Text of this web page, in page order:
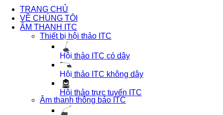
TRANG CHỦ
VỀ CHÚNG TÔI
ÂM THANH ITC
Thiết bị hội thảo ITC
Hội thảo ITC có dây
Hội thảo ITC không dây
Hội thảo trực tuyến ITC
Âm thanh thông báo ITC